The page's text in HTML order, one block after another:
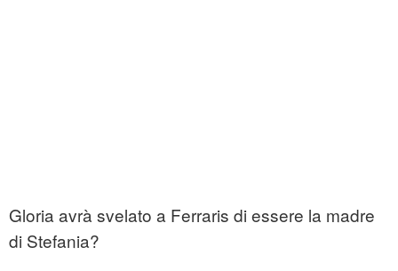
Gloria avrà svelato a Ferraris di essere la madre
di Stefania?